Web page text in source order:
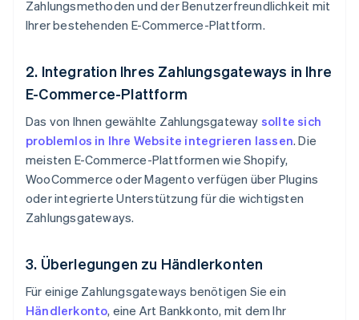
Zahlungsmethoden und der Benutzerfreundlichkeit mit
Ihrer bestehenden E-Commerce-Plattform.
2. Integration Ihres Zahlungsgateways in Ihre
E-Commerce-Plattform
Das von Ihnen gewählte Zahlungsgateway sollte sich
problemlos in Ihre Website integrieren lassen. Die
meisten E-Commerce-Plattformen wie Shopify,
WooCommerce oder Magento verfügen über Plugins
oder integrierte Unterstützung für die wichtigsten
Zahlungsgateways.
3. Überlegungen zu Händlerkonten
Für einige Zahlungsgateways benötigen Sie ein
Händlerkonto, eine Art Bankkonto, mit dem Ihr